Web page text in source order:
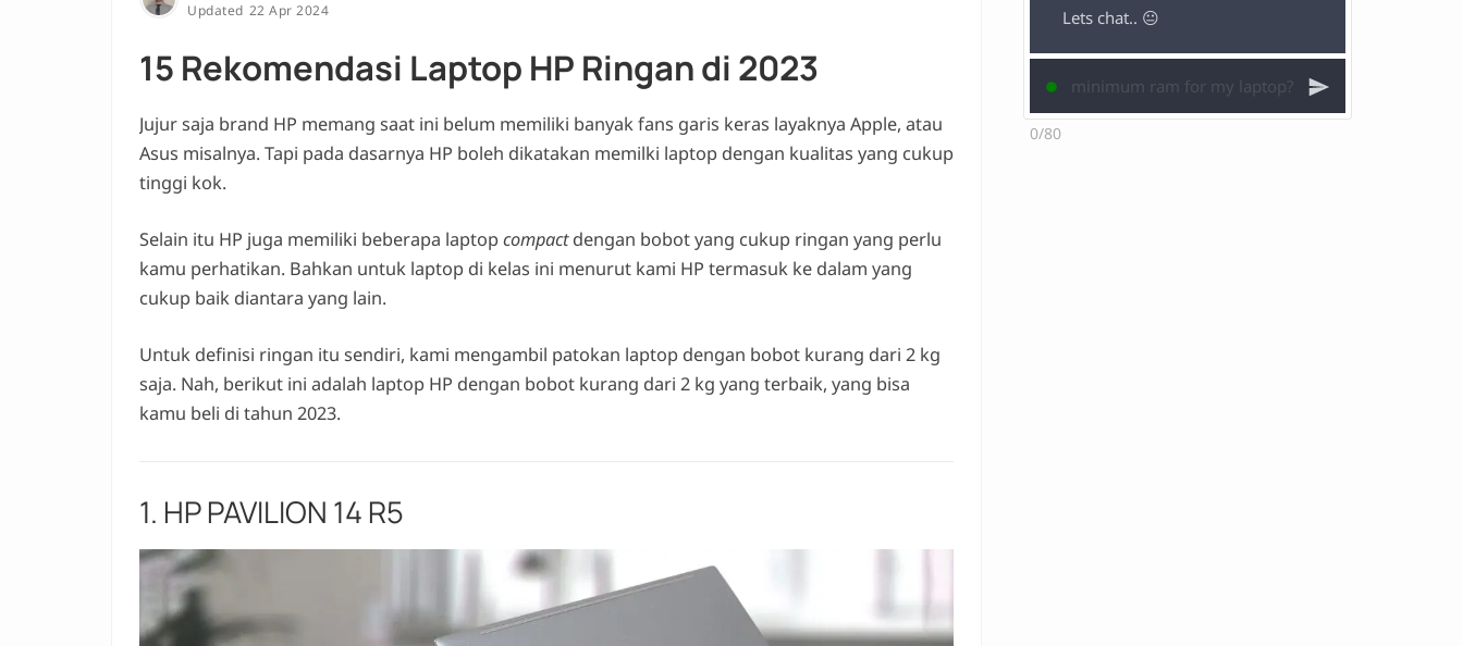
22 Apr 2024
15 Rekomendasi Laptop HP Ringan di 2023
Jujur saja brand HP memang saat ini belum memiliki banyak fans garis keras layaknya Apple, atau
Asus misalnya. Tapi pada dasarnya HP boleh dikatakan memilki laptop dengan kualitas yang cukup
tinggi kok.
Selain itu HP juga memiliki beberapa laptop compactdengan bobot yang cukup ringan yang perlu
kamu perhatikan. Bahkan untuk laptop di kelas ini menurut kami HP termasuk ke dalam yang
cukup baik diantara yang lain.
Untuk definisi ringan itu sendiri, kami mengambil patokan laptop dengan bobot kurang dari 2 kg
saja. Nah, berikut ini adalah laptop HP dengan bobot kurang dari 2 kg yang terbaik, yang bisa
kamu beli di tahun 2023.
1. HP PAVILION 14 R5
Lets chat.. 😐
0/80